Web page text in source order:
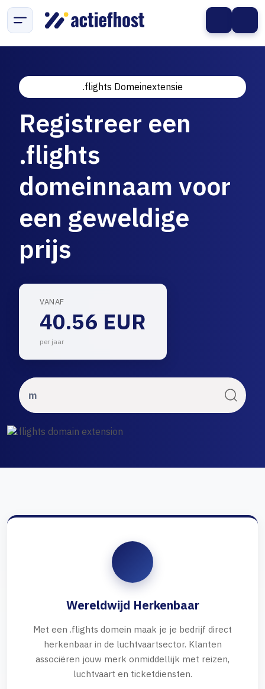
.flights Domeinextensie
Registreer een
.flights
domeinnaam voor
een geweldige
prijs
VANAF
40.56 EUR
per jaar
Wereldwijd Herkenbaar
Met een .flights domein maak je je bedrijf direct
herkenbaar in de luchtvaartsector. Klanten
associëren jouw merk onmiddellijk met reizen,
luchtvaart en ticketdiensten.